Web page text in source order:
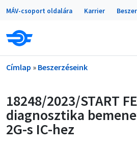
Ugrás a tartalomra
Portálok
MÁV-csoport oldalára Karrier
Morzsa
Címlap Beszerzéseink
18248/2023/START
diagnosztika
2G-s IC-hez